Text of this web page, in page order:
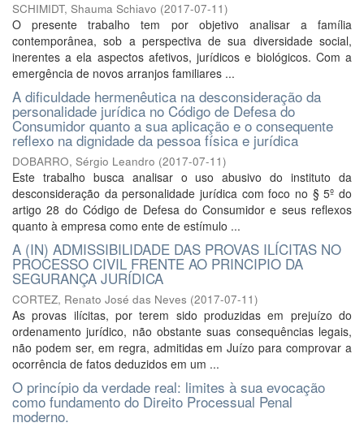
SCHIMIDT, Shauma Schiavo (2017-07-11)
O presente trabalho tem por objetivo analisar a família
contemporânea, sob a perspectiva de sua diversidade social,
inerentes a ela aspectos afetivos, jurídicos e biológicos. Com a
emergência de novos arranjos familiares ...
A dificuldade hermenêutica na desconsideração da
personalidade jurídica no Código de Defesa do
Consumidor quanto a sua aplicação e o consequente
reflexo na dignidade da pessoa física e jurídica
DOBARRO, Sérgio Leandro (2017-07-11)
Este trabalho busca analisar o uso abusivo do instituto da
desconsideração da personalidade jurídica com foco no § 5º do
artigo 28 do Código de Defesa do Consumidor e seus reflexos
quanto à empresa como ente de estímulo ...
A (IN) ADMISSIBILIDADE DAS PROVAS ILÍCITAS NO
PROCESSO CIVIL FRENTE AO PRINCIPIO DA
SEGURANÇA JURÍDICA
CORTEZ, Renato José das Neves (2017-07-11)
As provas ilícitas, por terem sido produzidas em prejuízo do
ordenamento jurídico, não obstante suas consequências legais,
não podem ser, em regra, admitidas em Juízo para comprovar a
ocorrência de fatos deduzidos em um ...
O princípio da verdade real: limites à sua evocação
como fundamento do Direito Processual Penal
moderno.